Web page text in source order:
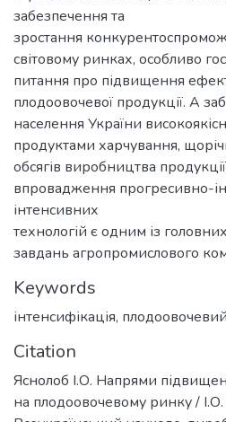
забезпечення та
зростання
світовому ринках, особливо
питання про підвищення
плодоовочевої продукції. А
населення України
продуктами харчування,
обсягів виробництва
впровадження прогресивно-
інтенсивних
технологій є одним із
завдань агропромислового
Keywords
інтенсифікація,
Citation
Яснолоб І.О. Напрями
на плодоовочевому ринку /